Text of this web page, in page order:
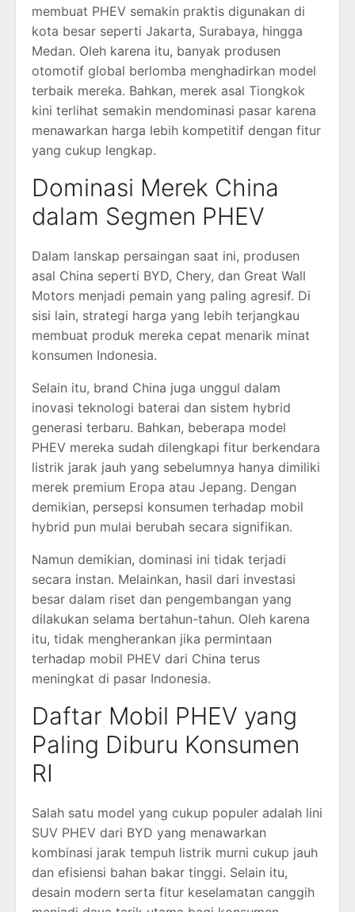
membuat PHEV semakin praktis digunakan di
kota besar seperti Jakarta, Surabaya, hingga
Medan. Oleh karena itu, banyak produsen
otomotif global berlomba menghadirkan model
terbaik mereka. Bahkan, merek asal Tiongkok
kini terlihat semakin mendominasi pasar karena
menawarkan harga lebih kompetitif dengan fitur
yang cukup lengkap.
Dominasi Merek China
dalam Segmen PHEV
Dalam lanskap persaingan saat ini, produsen
asal China seperti BYD, Chery, dan Great Wall
Motors menjadi pemain yang paling agresif. Di
sisi lain, strategi harga yang lebih terjangkau
membuat produk mereka cepat menarik minat
konsumen Indonesia.
Selain itu, brand China juga unggul dalam
inovasi teknologi baterai dan sistem hybrid
generasi terbaru. Bahkan, beberapa model
PHEV mereka sudah dilengkapi fitur berkendara
listrik jarak jauh yang sebelumnya hanya dimiliki
merek premium Eropa atau Jepang. Dengan
demikian, persepsi konsumen terhadap mobil
hybrid pun mulai berubah secara signifikan.
Namun demikian, dominasi ini tidak terjadi
secara instan. Melainkan, hasil dari investasi
besar dalam riset dan pengembangan yang
dilakukan selama bertahun-tahun. Oleh karena
itu, tidak mengherankan jika permintaan
terhadap mobil PHEV dari China terus
meningkat di pasar Indonesia.
Daftar Mobil PHEV yang
Paling Diburu Konsumen
RI
Salah satu model yang cukup populer adalah lini
SUV PHEV dari BYD yang menawarkan
kombinasi jarak tempuh listrik murni cukup jauh
dan efisiensi bahan bakar tinggi. Selain itu,
desain modern serta fitur keselamatan canggih